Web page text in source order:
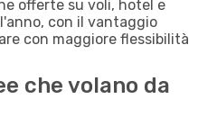
offerte su voli, hotel e
con il vantaggio
con maggiore flessibilità
che volano da